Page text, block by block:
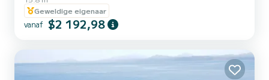
de flybridge, een groot zonnedek en meerdere loungegebieden,
perfect om te ontspannen en te socializen. Ideaal voor dagtochten,
combineert deze catamaran stabiliteit met stijl, waardoor hij
perfect is om kustlijnen en verborgen baaien te verkennen. Geniet
Geweldige eigenaar
vanaf $2 192,98